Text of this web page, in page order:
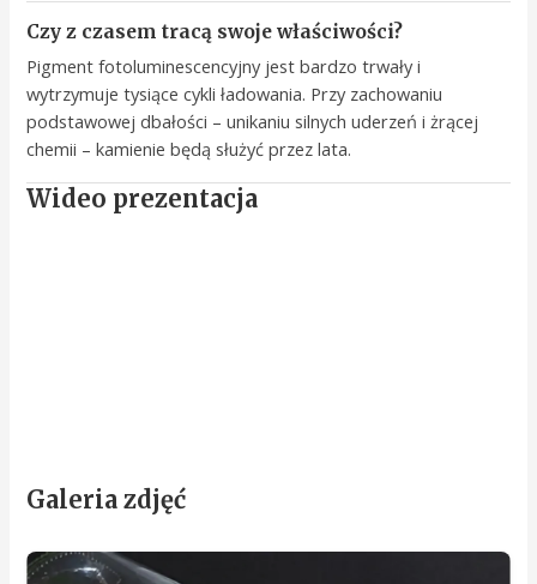
Czy z czasem tracą swoje właściwości?
Pigment fotoluminescencyjny jest bardzo trwały i
wytrzymuje tysiące cykli ładowania. Przy zachowaniu
podstawowej dbałości – unikaniu silnych uderzeń i żrącej
chemii – kamienie będą służyć przez lata.
Wideo prezentacja
Galeria zdjęć